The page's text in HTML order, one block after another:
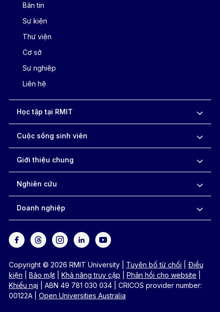
Bản tin
Sự kiện
Thư viện
Cơ sở
Sự nghiệp
Liên hệ
Học tập tại RMIT
Cuộc sống sinh viên
Giới thiệu chung
Nghiên cứu
Doanh nghiệp
Copyright © 2026 RMIT University Tuyên bố từ chối
Điều
kiện
Bảo mật| Khả năng truy cập Phản hồi cho website
Khiếu nại
ABN 49 781 030 034
CRICOS provider number:
00122A
Open Universities Australia